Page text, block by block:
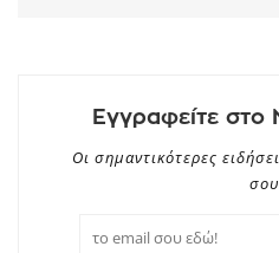
Εγγραφείτε
Οι σημαντικότερες
σου